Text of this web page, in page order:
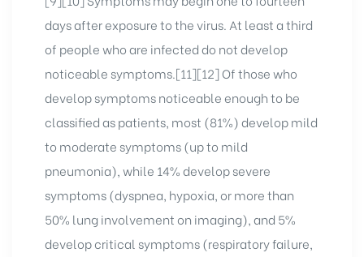
days after exposure to the virus. At least a third
of people who are infected do not develop
noticeable symptoms.[11][12] Of those who
develop symptoms noticeable enough to be
classified as patients, most (81%) develop mild
to moderate symptoms (up to mild
pneumonia), while 14% develop severe
symptoms (dyspnea, hypoxia, or more than
50% lung involvement on imaging), and 5%
develop critical symptoms (respiratory failure,